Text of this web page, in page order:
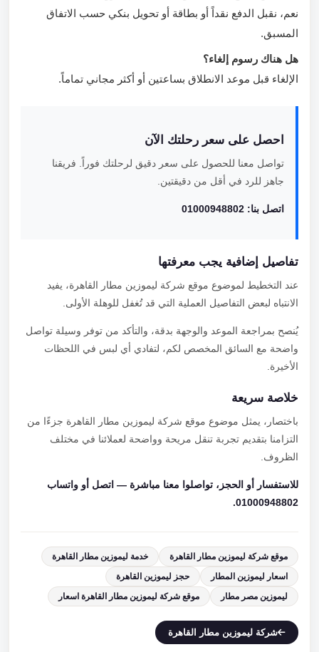
نعم، نقبل الدفع نقداً أو بطاقة أو تحويل بنكي حسب الاتفاق
المسبق.
هل هناك رسوم إلغاء؟
الإلغاء قبل موعد الانطلاق بساعتين أو أكثر مجاني تماماً.
احصل على سعر رحلتك الآن
تواصل معنا للحصول على سعر دقيق لرحلتك فوراً. فريقنا
جاهز للرد في أقل من دقيقتين.
اتصل بنا: 01000948802
تفاصيل إضافية يجب معرفتها
عند التخطيط لموضوع موقع شركة ليموزين مطار القاهرة، يفيد
الانتباه لبعض التفاصيل العملية التي قد تُغفل للوهلة الأولى.
يُنصح بمراجعة الموعد والوجهة بدقة، والتأكد من توفر وسيلة تواصل
واضحة مع السائق المخصص لكم، لتفادي أي لبس في اللحظات
الأخيرة.
خلاصة سريعة
باختصار، يمثل موضوع موقع شركة ليموزين مطار القاهرة جزءًا من
التزامنا بتقديم تجربة تنقل مريحة وواضحة لعملائنا في مختلف
الظروف.
للاستفسار أو الحجز، تواصلوا معنا مباشرة — اتصل أو واتساب
01000948802.
موقع شركة ليموزين مطار القاهرة
خدمة ليموزين مطار القاهرة
اسعار ليموزين المطار
حجز ليموزين القاهرة
ليموزين مصر مطار
موقع شركة ليموزين مطار القاهرة اسعار
شركة ليموزين مطار القاهرة